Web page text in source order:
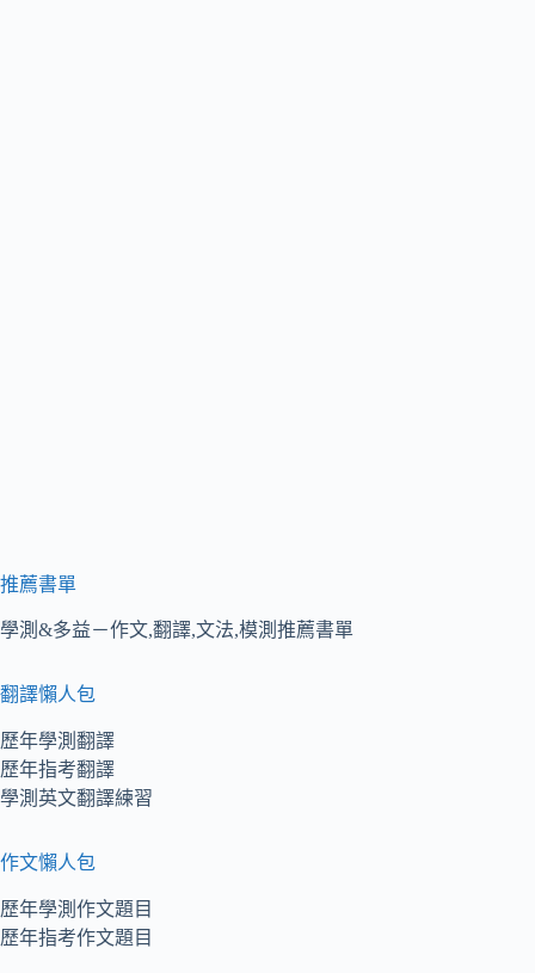
推薦書單
學測&多益－作文,翻譯,文法,模測推薦書單
翻譯懶人包
歷年學測翻譯
歷年指考翻譯
學測英文翻譯練習
作文懶人包
歷年學測作文題目
歷年指考作文題目